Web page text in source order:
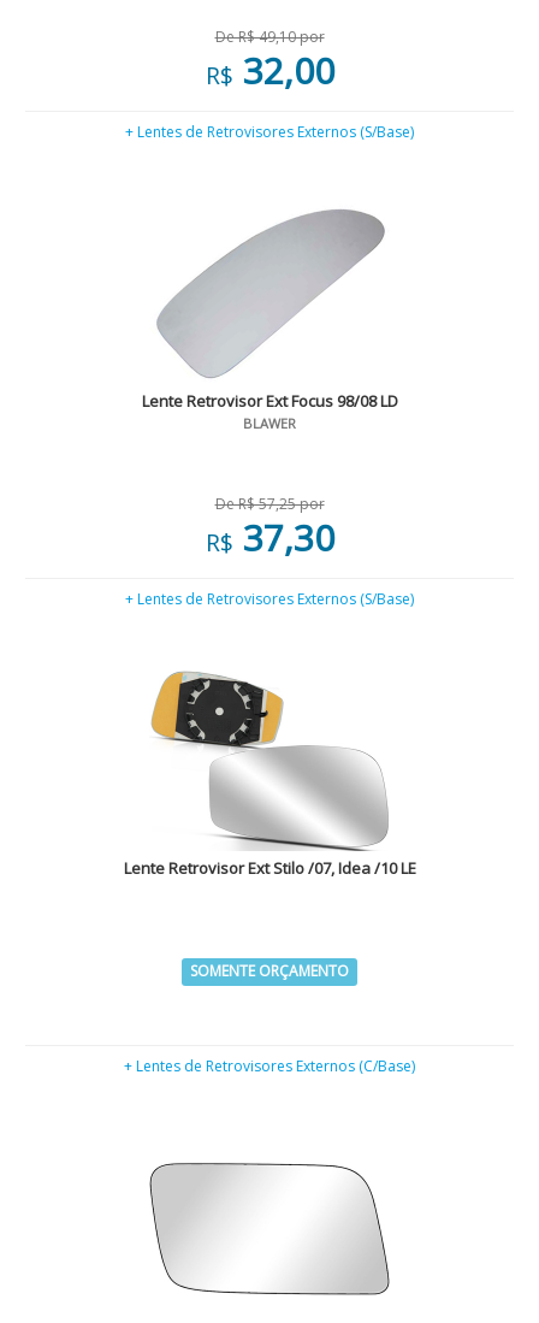
De R$ 49,10 por
R$ 32,00
+ Lentes de Retrovisores Externos (S/Base)
Lente Retrovisor Ext Focus 98/08 LD
BLAWER
De R$ 57,25 por
R$ 37,30
+ Lentes de Retrovisores Externos (S/Base)
Lente Retrovisor Ext Stilo /07, Idea /10 LE
SOMENTE ORÇAMENTO
+ Lentes de Retrovisores Externos (C/Base)